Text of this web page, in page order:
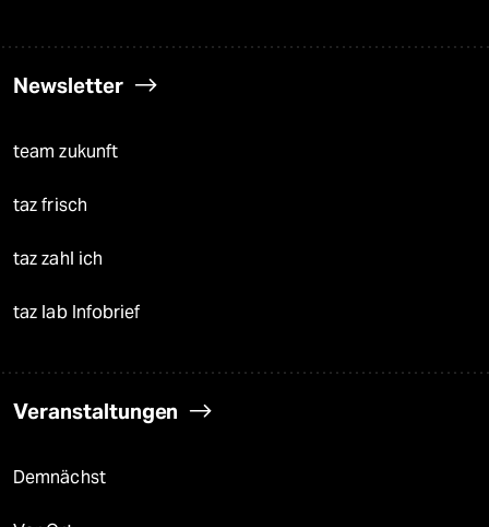
Newsletter
team zukunft
taz frisch
taz zahl ich
taz lab Infobrief
Veranstaltungen
Demnächst